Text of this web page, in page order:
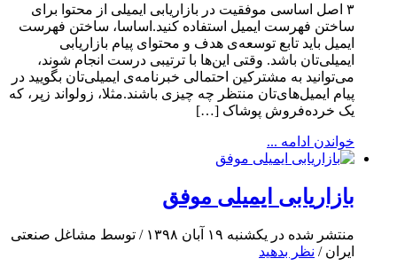
۳ اصل اساسی موفقیت در بازاریابی ایمیلی از محتوا برای
ساختن فهرست ایمیل استفاده کنید.اساسا، ساختن فهرست
ایمیل باید تابع توسعه‌ی هدف و محتوای پیام بازاریابی
ایمیلی‌تان باشد. وقتی این‌ها با ترتیبی درست انجام شوند،
می‌توانید به مشترکین احتمالی خبرنامه‌ی ایمیلی‌تان بگویید در
پیام ایمیل‌های‌تان منتظر چه چیزی باشند.مثلا، زولو‌اند زپر، که
یک خرده‌فروش پوشاک […]
خواندن ادامه ...
بازاریابی ایمیلی موفق
منتشر شده در یکشنبه ۱۹ آبان ۱۳۹۸ / توسط مشاغل صنعتی
ایران / نظر بدهید